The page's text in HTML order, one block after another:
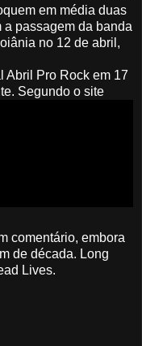
em média duas
passagem da banda
no 12 de abril,
Abril Pro Rock em 17
Segundo o site
comentário, embora
de década. Long
Lives.